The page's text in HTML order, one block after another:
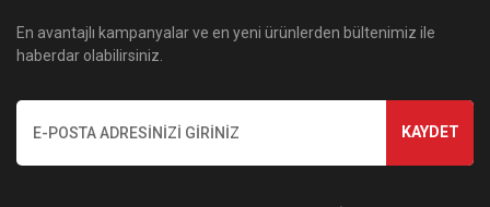
En avantajlı kampanyalar ve en yeni ürünlerden bültenimiz ile
haberdar olabilirsiniz.
KAYDET